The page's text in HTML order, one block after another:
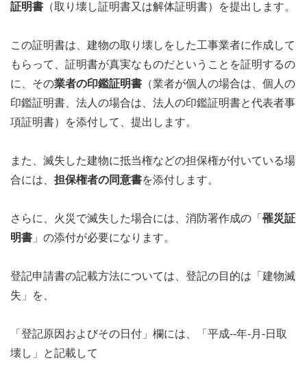
証明書 （取り壊し証明書又は解体証明書）を提出します。
この証明書は、建物の取り壊しをした工事業者に作成して
もらって、証明書が真実なものだということを証明するの
に、その業者の印鑑証明書 （業者が個人の場合は、個人の
印鑑証明書、法人の場合は、法人の印鑑証明書と代表者事
項証明書）を添付して、提出します。
また、滅失した建物に抵当権などの担保権が付いている場
合には、 担保権者の同意書を添付します。
さらに、火災で滅失した場合には、消防署作成の「罹災証
明書 」の添付が必要になります。
登記申請書の記載方法については、登記の目的は「建物滅
失」を、
「登記原因およびその日付」欄には、「平成--年-月-日取
壊し」と記載して